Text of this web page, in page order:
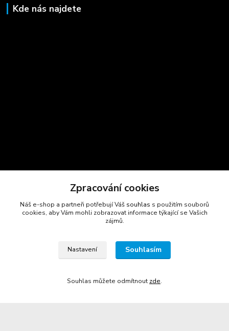
Kde nás najdete
Kontakty
+420 723 725 881
Zpracování cookies
Náš e-shop a partneři potřebují Váš souhlas s použitím souborů
cookies, aby Vám mohli zobrazovat informace týkající se Vašich
zájmů.
Nastavení Souhlasím
Souhlas můžete odmítnout zde.